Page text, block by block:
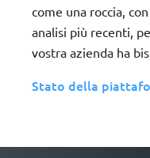
come una roccia,
analisi più recenti,
vostra azienda ha
Stato della